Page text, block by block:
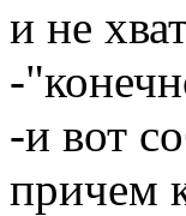
и не
-
-и вот
причем